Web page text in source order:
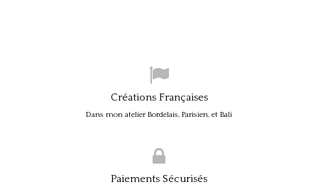
Créations Françaises
Dans mon atelier Bordelais, Parisien, et Bali
Paiements Sécurisés